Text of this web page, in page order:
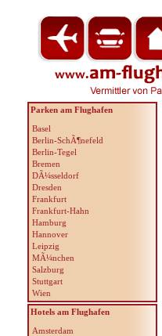
Parken am Flughafen
Basel
Berlin-SchÃ¶nefeld
Berlin-Tegel
Bremen
DÃ¼sseldorf
Dresden
Frankfurt
Frankfurt-Hahn
Hamburg
Hannover
Leipzig
MÃ¼nchen
Salzburg
Stuttgart
Wien
Hotels am Flughafen
Amsterdam